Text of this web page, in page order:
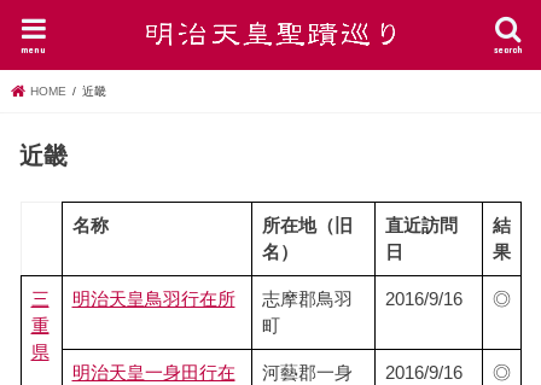
search
menu
HOME 近畿
近畿
名称
所在地（旧
名）
直近訪問
日
結
果
三
重
県
明治天皇鳥羽行在所
志摩郡鳥羽
町
2016/9/16 ◎
明治天皇一身田行在
河藝郡一身
2016/9/16 ◎